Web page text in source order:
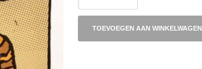
2022)
aantalTOEVOEGEN AAN WINKELWAGEN